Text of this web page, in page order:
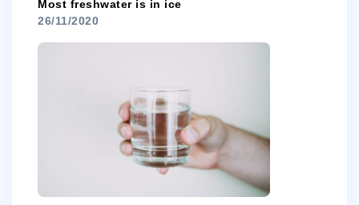
Most freshwater is in ice
26/11/2020